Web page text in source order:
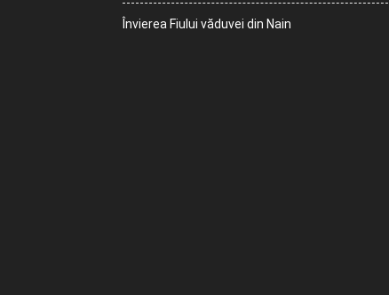
Învierea Fiului văduvei din Nain